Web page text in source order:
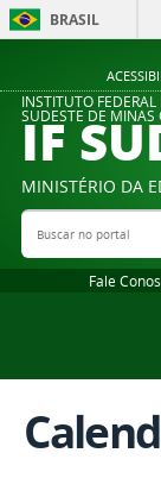
BRASIL
INSTITUTO
SUDESTE DE MINAS
IF
MINISTÉRIO DA
Buscar no portal
Fale